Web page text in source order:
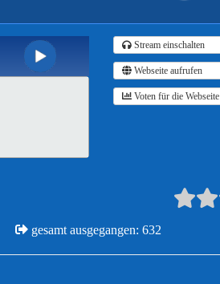
Stream einschalten
Webseite aufrufen
Voten für die Webseite
gesamt ausgegangen: 632